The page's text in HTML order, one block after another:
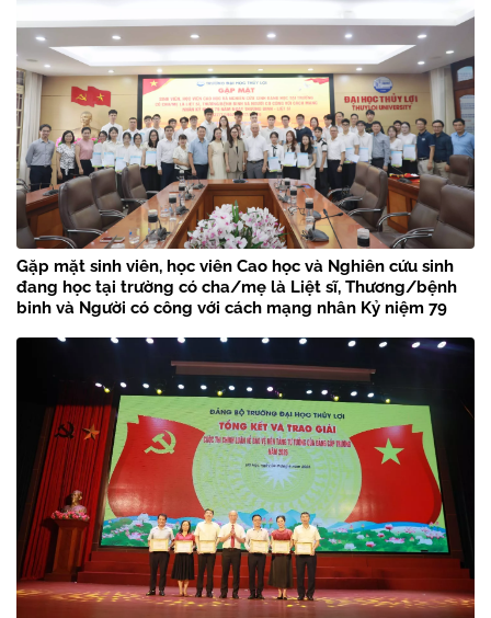
Gặp mặt sinh viên, học viên Cao học và Nghiên cứu sinh
đang học tại trường có cha/mẹ là Liệt sĩ, Thương/bệnh
binh và Người có công với cách mạng nhân Kỷ niệm 79